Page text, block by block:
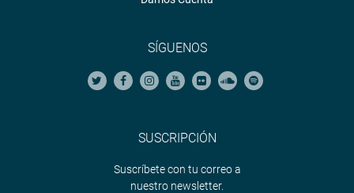
SÍGUENOS
SUSCRIPCIÓN
Suscríbete con tu correo a
nuestro newsletter.